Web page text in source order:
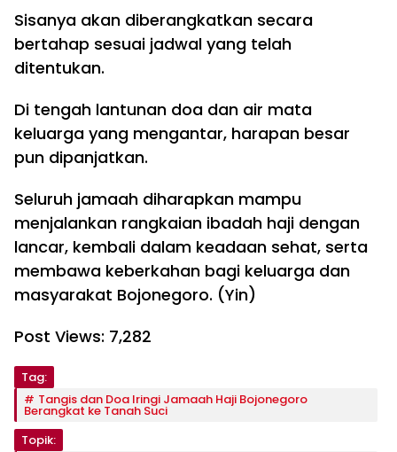
Sisanya akan diberangkatkan secara
bertahap sesuai jadwal yang telah
ditentukan.
Di tengah lantunan doa dan air mata
keluarga yang mengantar, harapan besar
pun dipanjatkan.
Seluruh jamaah diharapkan mampu
menjalankan rangkaian ibadah haji dengan
lancar, kembali dalam keadaan sehat, serta
membawa keberkahan bagi keluarga dan
masyarakat Bojonegoro. (Yin)
Post Views: 7,282
Tag:
Tangis dan Doa Iringi Jamaah Haji Bojonegoro
Berangkat ke Tanah Suci
Topik: